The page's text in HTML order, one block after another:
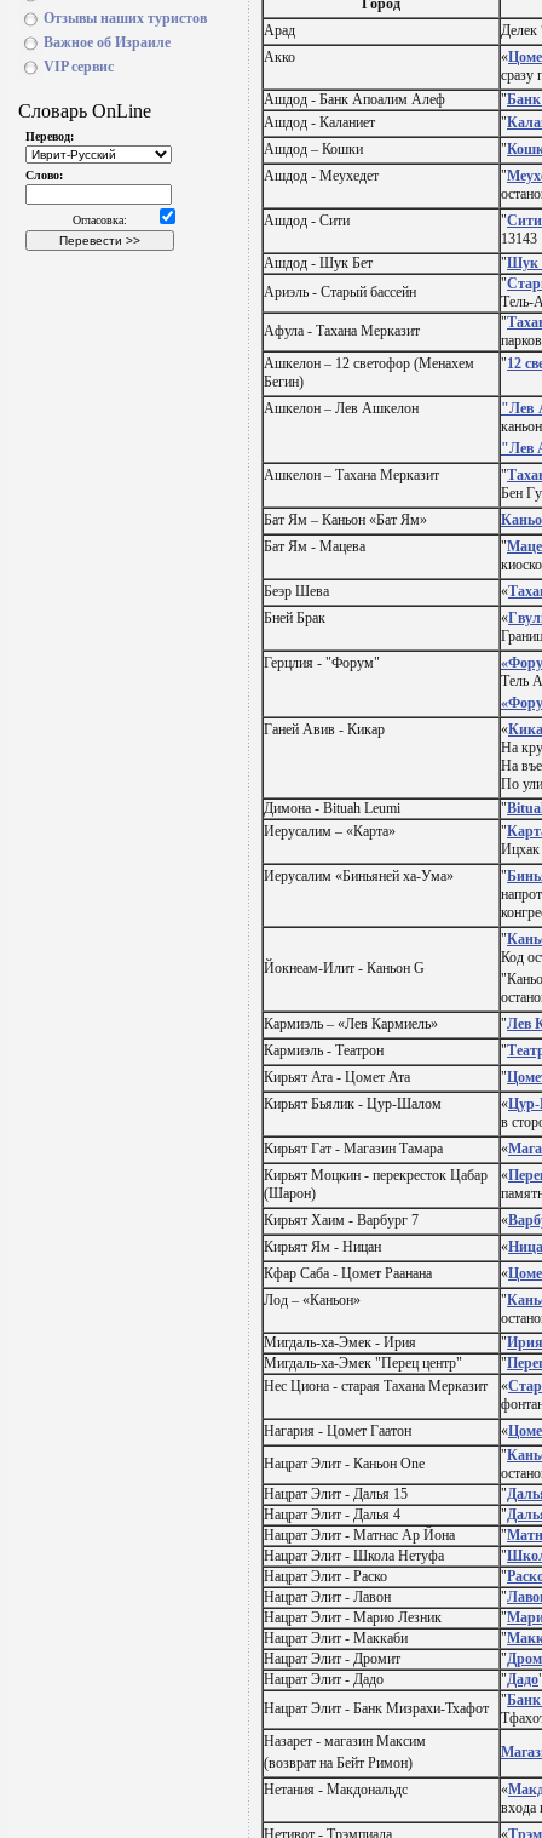
Отзывы наших туристов
Важное об Израиле
VIP сервис
Город
Арад
Делек
Акко
«
сразу
Ашдод - Банк Апоалим Алеф
"
Ашдод - Каланиет
"
Ашдод – Кошки
"
Ашдод - Меухедет
"
Ашдод - Сити
"Сити
13143
Ашдод - Шук Бет
"Шук
Ариэль - Старый бассейн
"
Тель-
Афула - Тахана Мерказит
"
Ашкелон – 12 светофор (Менахем
Бегин)
"12
Ашкелон – Лев Ашкелон
"Лев
"Лев
Ашкелон – Тахана Мерказит
"
Бен
Бат Ям – Каньон «Бат Ям»
Бат Ям - Мацева
"
Беэр Шева
«
Бней Брак
«
Герцлия - "Форум"
Тель
Ганей Авив - Кикар
«
На
На
По
Димона - Bituah Leumi
"
Иерусалим – «Карта»
"
Ицхак
Иерусалим «Биньяней ха-Ума»
"
Йокнеам-Илит - Каньон G
"
Код
Кармиэль – «Лев Кармиель»
"Лев
Кармиэль - Театрон
"
Кирьят Ата - Цомет Ата
"
Кирьят Бьялик - Цур-Шалом
«
в
Кирьят Гат - Магазин Тамара
«
Кирьят Моцкин - перекресток Цабар
(Шарон)
«
Кирьят Хаим - Варбург 7
«
Кирьят Ям - Ницан
«
Кфар Саба - Цомет Раанана
«
Лод – «Каньон»
"
Мигдаль-ха-Эмек - Ирия
"Ирия
Мигдаль-ха-Эмек "Перец центр"
"
Нес Циона - старая Тахана Мерказит
«
Нагария - Цомет Гаатон
«
Нацрат Элит - Каньон One
"
Нацрат Элит - Далья 15
"
Нацрат Элит - Далья 4
"
Нацрат Элит - Матнас Ар Йона
"
Нацрат Элит - Школа Нетуфа
"
Нацрат Элит - Раско
"
Нацрат Элит - Лавон
"
Нацрат Элит - Марио Лезник
"
Нацрат Элит - Маккаби
"
Нацрат Элит - Дромит
"
Нацрат Элит - Дадо
"Дадо
Нацрат Элит - Банк Мизрахи-Тхафот
"
Назарет - магазин Максим
(возврат на Бейт Римон)
Нетания - Макдональдс «
входа
Нетивот - Трэмпиада
«